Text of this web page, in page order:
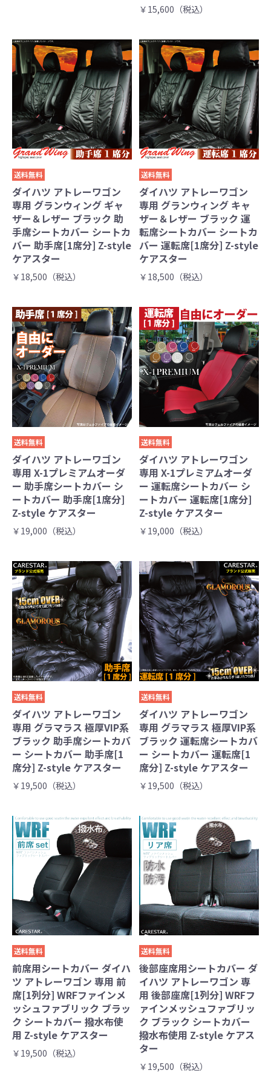
￥15,600（税込）
送料無料
ダイハツ アトレーワゴン
専用 グランウィング ギャ
ザー＆レザー ブラック 助
手席シートカバー シートカ
バー 助手席[1席分] Z-style
ケアスター
￥18,500（税込）
送料無料
ダイハツ アトレーワゴン
専用 グランウィング キャ
ザー＆レザー ブラック 運
転席シートカバー シートカ
バー 運転席[1席分] Z-style
ケアスター
￥18,500（税込）
送料無料
ダイハツ アトレーワゴン
専用 X-1プレミアムオーダ
ー 助手席シートカバー シ
ートカバー 助手席[1席分]
Z-style ケアスター
￥19,000（税込）
送料無料
ダイハツ アトレーワゴン
専用 X-1プレミアムオーダ
ー 運転席シートカバー シ
ートカバー 運転席[1席分]
Z-style ケアスター
￥19,000（税込）
送料無料
ダイハツ アトレーワゴン
専用 グラマラス 極厚VIP系
ブラック 助手席シートカバ
ー シートカバー 助手席[1
席分] Z-style ケアスター
￥19,500（税込）
送料無料
ダイハツ アトレーワゴン
専用 グラマラス 極厚VIP系
ブラック 運転席シートカバ
ー シートカバー 運転席[1
席分] Z-style ケアスター
￥19,500（税込）
送料無料
前席用シートカバー ダイハ
ツ アトレーワゴン 専用 前
席[1列分] WRFファインメ
ッシュファブリック ブラッ
ク シートカバー 撥水布使
用 Z-style ケアスター
￥19,500（税込）
送料無料
後部座席用シートカバー ダ
イハツ アトレーワゴン 専
用 後部座席[1列分] WRFフ
ァインメッシュファブリッ
ク ブラック シートカバー
撥水布使用 Z-style ケアス
ター
￥19,500（税込）